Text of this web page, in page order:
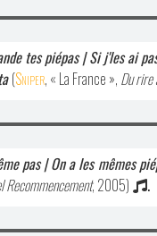
tes piépas | Si j'les ai
(Sniper, « La France », Du rire
pas | On a les mêmes
Recommencement, 2005) .